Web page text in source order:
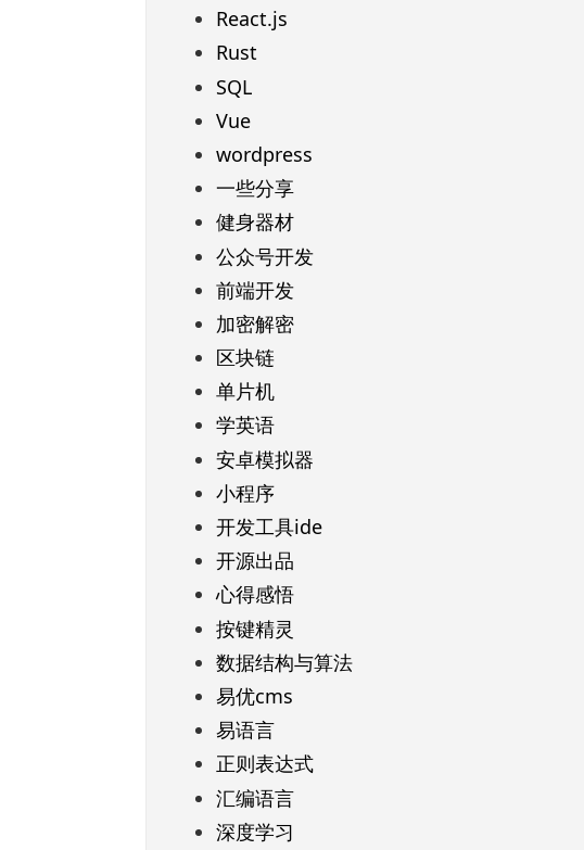
React.js
Rust
SQL
Vue
wordpress
一些分享
健身器材
公众号开发
前端开发
加密解密
区块链
单片机
学英语
安卓模拟器
小程序
开发工具ide
开源出品
心得感悟
按键精灵
数据结构与算法
易优cms
易语言
正则表达式
汇编语言
深度学习